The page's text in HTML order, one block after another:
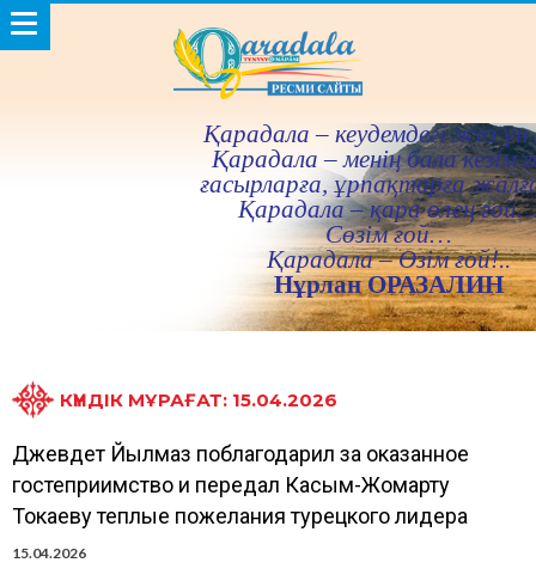
Қарадала – кеудемдегi жез үн
Қарадала – менiң бала кезiм
ғасырларға, ұрпақтарға
Қарадала – қара өлең
Сөзiм ғой…
Қарадала – Өзiм ғой!..
Нұрлан ОРАЗАЛИН
КҮНДІК МҰРАҒАТ: 15.04.2026
Джевдет Йылмаз поблагодарил за оказанное
гостеприимство и передал Касым-Жомарту
Токаеву теплые пожелания турецкого лидера
15.04.2026